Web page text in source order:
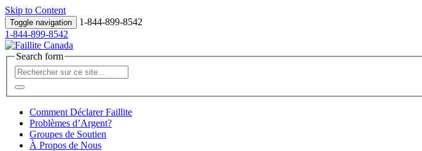
Skip to Content
Toggle navigation
1-844-899-8542
1-844-899-8542
Search form
Comment Déclarer Faillite
Problèmes d’Argent?
Groupes de Soutien
À Propos de Nous